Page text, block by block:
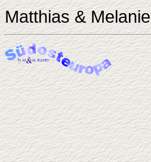
Matthias & Melanie